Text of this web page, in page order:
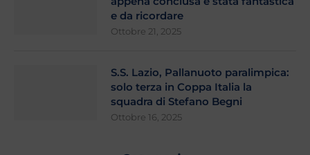
e da ricordare
Ottobre 21, 2025
S.S. Lazio, Pallanuoto paralimpica:
solo terza in Coppa Italia la
squadra di Stefano Begni
Ottobre 16, 2025